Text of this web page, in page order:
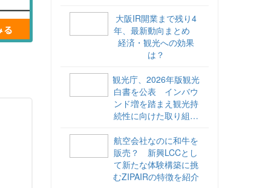
海外DMOのリアル
vol.6】
大阪IR開業まで残り4
年、最新動向まとめ
経済・観光への効果
は？
観光庁、2026年版観光
白書を公表 インバウ
ンド増を踏まえ観光持
続性に向けた取り組み
航空会社なのに和牛を
販売？ 新興LCCとし
て新たな体験構築に挑
むZIPAIRの特徴を紹介